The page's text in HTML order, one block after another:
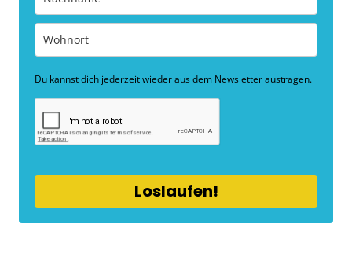
Du kannst dich jederzeit wieder aus dem Newsletter austragen.
Loslaufen!